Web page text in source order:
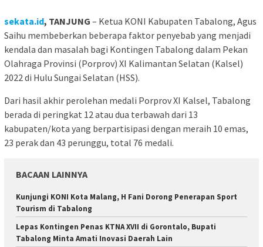
sekata.id, TANJUNG – Ketua KONI Kabupaten Tabalong, Agus
Saihu membeberkan beberapa faktor penyebab yang menjadi
kendala dan masalah bagi Kontingen Tabalong dalam Pekan
Olahraga Provinsi (Porprov) XI Kalimantan Selatan (Kalsel)
2022 di Hulu Sungai Selatan (HSS).
Dari hasil akhir perolehan medali Porprov XI Kalsel, Tabalong
berada di peringkat 12 atau dua terbawah dari 13
kabupaten/kota yang berpartisipasi dengan meraih 10 emas,
23 perak dan 43 perunggu, total 76 medali.
BACAAN LAINNYA
Kunjungi KONI Kota Malang, H Fani Dorong Penerapan Sport
Tourism di Tabalong
Lepas Kontingen Penas KTNA XVII di Gorontalo, Bupati
Tabalong Minta Amati Inovasi Daerah Lain